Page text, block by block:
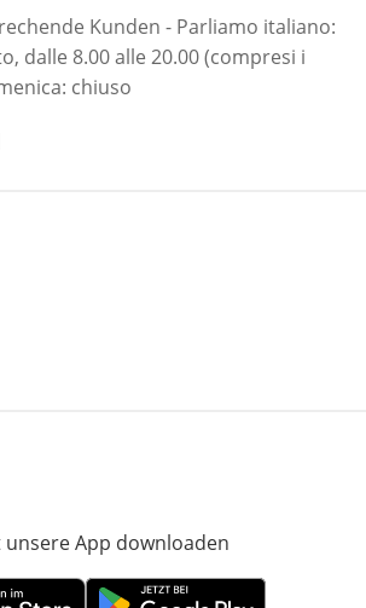
Kunden - Parliamo italiano:
dalle 8.00 alle 20.00 (compresi i
chiuso
unsere App downloaden